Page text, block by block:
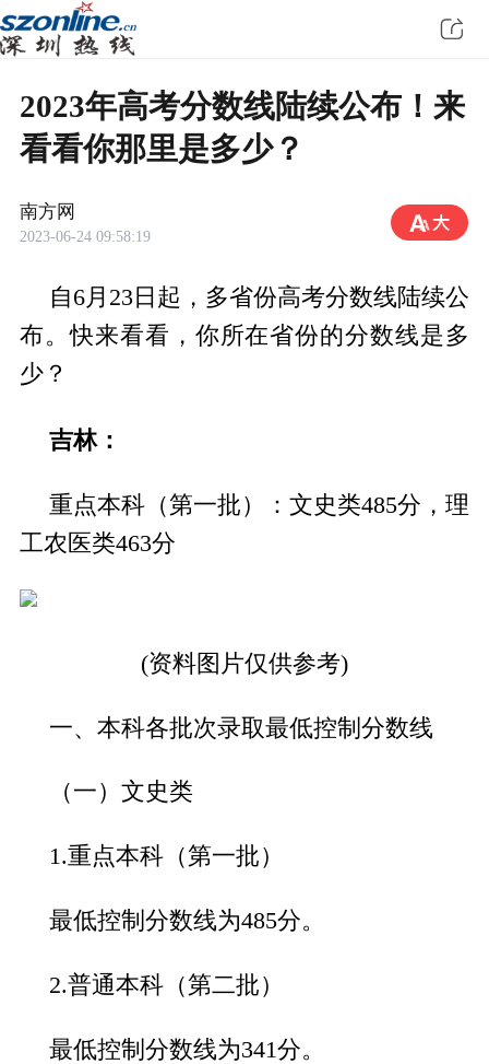
2023年高考分数线陆续公布！来
看看你那里是多少？
南方网
2023-06-24 09:58:19
自6月23日起，多省份高考分数线陆续公
布。快来看看，你所在省份的分数线是多
少？
吉林：
重点本科（第一批）：文史类485分，理
工农医类463分
(资料图片仅供参考)
一、本科各批次录取最低控制分数线
（一）文史类
1.重点本科（第一批）
最低控制分数线为485分。
2.普通本科（第二批）
最低控制分数线为341分。